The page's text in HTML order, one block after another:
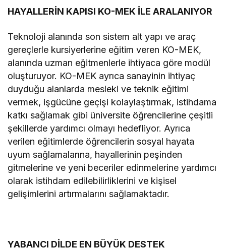
HAYALLERİN KAPISI KO-MEK İLE ARALANIYOR
Teknoloji alanında son sistem alt yapı ve araç
gereçlerle kursiyerlerine eğitim veren KO-MEK,
alanında uzman eğitmenlerle ihtiyaca göre modül
oluşturuyor. KO-MEK ayrıca sanayinin ihtiyaç
duyduğu alanlarda mesleki ve teknik eğitimi
vermek, işgücüne geçişi kolaylaştırmak, istihdama
katkı sağlamak gibi üniversite öğrencilerine çeşitli
şekillerde yardımcı olmayı hedefliyor. Ayrıca
verilen eğitimlerde öğrencilerin sosyal hayata
uyum sağlamalarına, hayallerinin peşinden
gitmelerine ve yeni beceriler edinmelerine yardımcı
olarak istihdam edilebilirliklerini ve kişisel
gelişimlerini artırmalarını sağlamaktadır.
YABANCI DİLDE EN BÜYÜK DESTEK